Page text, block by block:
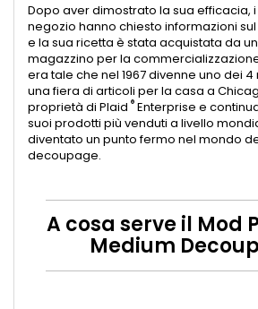
Dopo aver dimostrato la sua efficacia,
negozio hanno chiesto informazioni
e la sua ricetta è stata acquistata da
magazzino per la
era tale che nel 1967 divenne uno dei
una fiera di articoli per la casa a
proprietà di Plaid ® Enterprise e
suoi prodotti più venduti a livello
diventato un punto fermo nel mondo
decoupage.
A cosa serve il Mod
Medium